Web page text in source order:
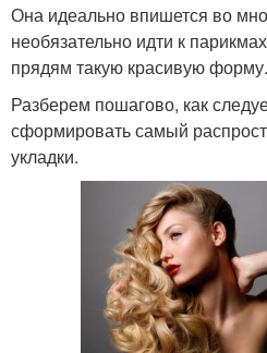
Она идеально впишется во
необязательно идти к
прядям такую красивую форму.
Разберем пошагово, как
сформировать самый
укладки.